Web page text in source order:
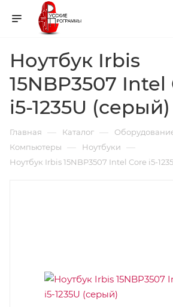
Ноутбук Irbis
15NBP3507 Intel
i5-1235U (серый)
Главная — Каталог —
Компьютеры — Ноутбуки —
Ноутбук Irbis 15NBP3507 Intel Core i5-